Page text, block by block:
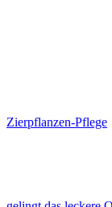
Zierpflanzen-Pflege